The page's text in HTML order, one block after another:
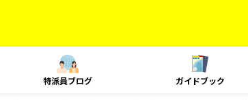
特派員ブログ ガイドブック